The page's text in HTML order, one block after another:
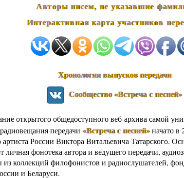
Авторы писем, не указавшие
Интерактивная карта участников
Хронология выпусков передачи
Сообщество «Встреча с песней»
открытого общедоступного веб-архива самой
передачи «Встреча с песней»начато в
артиста России Виктора Витальевича Татарского.
личная фонотека автора и ведущего передачи,
из коллекций филофонистов и радиослушателей,
и Беларуси.